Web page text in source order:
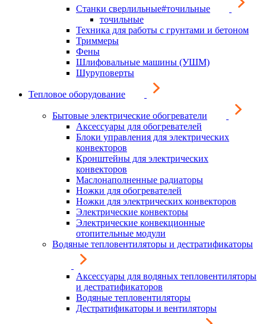
Станки сверлильные#точильные
точильные
Техника для работы с грунтами и бетоном
Триммеры
Фены
Шлифовальные машины (УШМ)
Шуруповерты
Тепловое оборудование
Бытовые электрические обогреватели
Аксессуары для обогревателей
Блоки управления для электрических
конвекторов
Кронштейны для электрических
конвекторов
Маслонаполненные радиаторы
Ножки для обогревателей
Ножки для электрических конвекторов
Электрические конвекторы
Электрические конвекционные
отопительные модули
Водяные тепловентиляторы и дестратификаторы
Аксессуары для водяных тепловентиляторы
и дестратификаторов
Водяные тепловентиляторы
Дестратификаторы и вентиляторы